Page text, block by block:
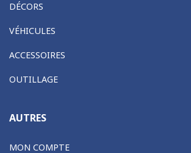
DÉCORS
VÉHICULES
ACCESSOIRES
OUTILLAGE
AUTRES
MON COMPTE